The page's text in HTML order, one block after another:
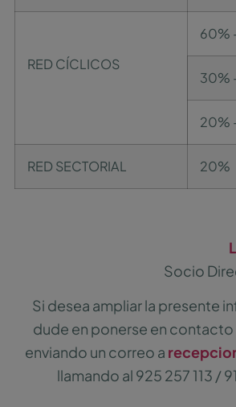
RED CÍCLICOS
60%
30%
20%
RED SECTORIAL 20%
Socio
Si desea ampliar la presente
dude en ponerse en
enviando un correo a
llamando al 925 257 113 /